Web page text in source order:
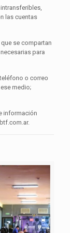
las cuentas
se compartan
para
o correo
medio;
información